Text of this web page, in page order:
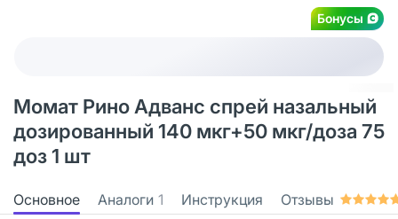
Бонусы
Момат Рино Адванс спрей назальный
дозированный 140 мкг+50 мкг/доза 75
доз 1 шт
Основное Аналоги 1 Инструкция Отзывы